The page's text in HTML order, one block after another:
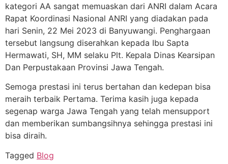
kategori AA sangat memuaskan dari ANRI dalam Acara
Rapat Koordinasi Nasional ANRI yang diadakan pada
hari Senin, 22 Mei 2023 di Banyuwangi. Penghargaan
tersebut langsung diserahkan kepada Ibu Sapta
Hermawati, SH, MM selaku Plt. Kepala Dinas Kearsipan
Dan Perpustakaan Provinsi Jawa Tengah.
Semoga prestasi ini terus bertahan dan kedepan bisa
meraih terbaik Pertama. Terima kasih juga kepada
segenap warga Jawa Tengah yang telah mensupport
dan memberikan sumbangsihnya sehingga prestasi ini
bisa diraih.
Tagged Blog